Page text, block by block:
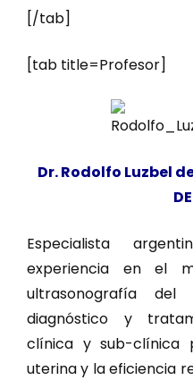
[/tab]
[tab title=Profesor]
Dr. Rodolfo Luzbel
Especialista
experiencia en el
ultrasonografía
diagnóstico y
clínica y sub-clínica
uterina y la eficiencia